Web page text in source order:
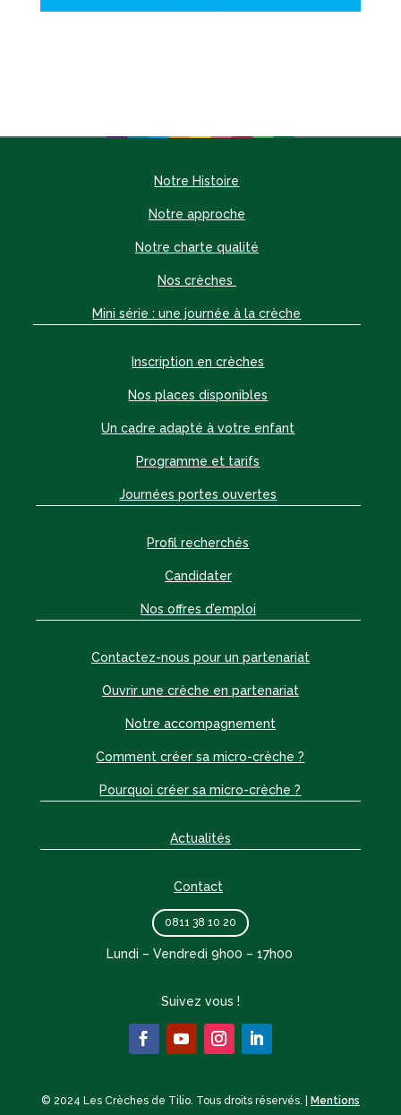
Notre Histoire
Notre approche
Notre charte qualité
Nos crèches
Mini série : une journée à la crèche
Inscription en crèches
Nos places disponibles
Un cadre adapté à votre enfant
Programme et tarifs
Journées portes ouvertes
Profil recherchés
Candidater
Nos offres d’emploi
Contactez-nous pour un partenariat
Ouvrir une crèche en partenariat
Notre accompagnement
Comment créer sa micro-crèche ?
Pourquoi créer sa micro-crèche ?
Actualités
Contact
0811 38 10 20
Lundi – Vendredi 9h00 – 17h00
Suivez vous !
© 2024 Les Crèches de Tilio. Tous droits réservés. |
Mentions